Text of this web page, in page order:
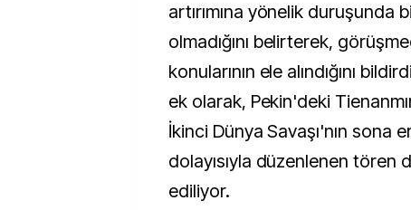
artırımına yönelik duruşunda
olmadığını belirterek,
konularının ele alındığını
ek olarak, Pekin'deki
İkinci Dünya Savaşı'nın sona
dolayısıyla düzenlenen tören
ediliyor.